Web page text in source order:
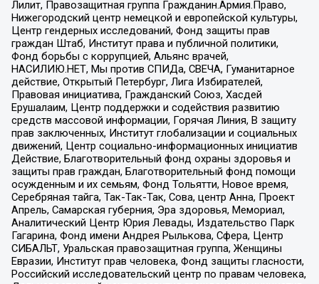
Лилит, Правозащитная группа Гражданин.Армия.Право,
Нижегородский центр немецкой и европейской культуры,
Центр гендерных исследований, Фонд защиты прав
граждан Штаб, Институт права и публичной политики,
Фонд борьбы с коррупцией, Альянс врачей,
НАСИЛИЮ.НЕТ, Мы против СПИДа, СВЕЧА, Гуманитарное
действие, Открытый Петербург, Лига Избирателей,
Правовая инициатива, Гражданский Союз, Хасдей
Ерушалаим, Центр поддержки и содействия развитию
средств массовой информации, Горячая Линия, В защиту
прав заключенных, Институт глобализации и социальных
движений, Центр социально-информационных инициатив
Действие, Благотворительный фонд охраны здоровья и
защиты прав граждан, Благотворительный фонд помощи
осужденным и их семьям, Фонд Тольятти, Новое время,
Серебряная тайга, Так-Так-Так, Сова, центр Анна, Проект
Апрель, Самарская губерния, Эра здоровья, Мемориал,
Аналитический Центр Юрия Левады, Издательство Парк
Гагарина, Фонд имени Андрея Рылькова, Сфера, Центр
СИБАЛЬТ, Уральская правозащитная группа, Женщины
Евразии, Институт прав человека, Фонд защиты гласности,
Российский исследовательский центр по правам человека,